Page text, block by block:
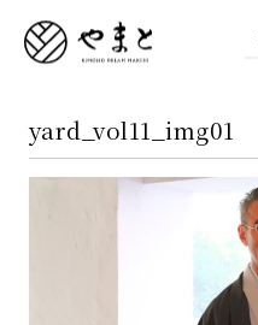
yard_vol11_img01